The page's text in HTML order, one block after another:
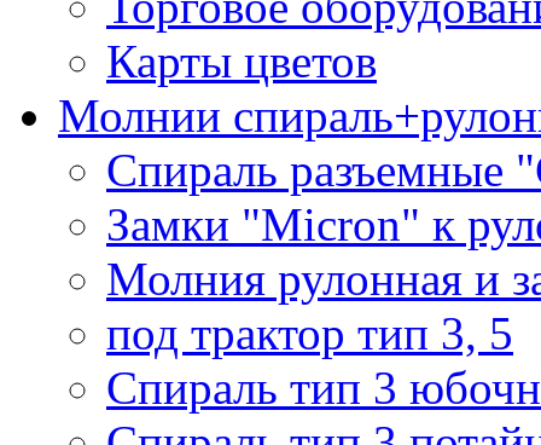
Карты цветов
Молнии
Спираль разъемные
Замки "Micron" к
Молния рулонная и
под трактор тип 3, 5
Спираль тип 3